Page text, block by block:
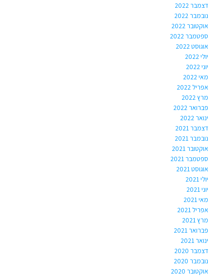
דצמבר 2022
נובמבר 2022
אוקטובר 2022
ספטמבר 2022
אוגוסט 2022
יולי 2022
יוני 2022
מאי 2022
אפריל 2022
מרץ 2022
פברואר 2022
ינואר 2022
דצמבר 2021
נובמבר 2021
אוקטובר 2021
ספטמבר 2021
אוגוסט 2021
יולי 2021
יוני 2021
מאי 2021
אפריל 2021
מרץ 2021
פברואר 2021
ינואר 2021
דצמבר 2020
נובמבר 2020
אוקטובר 2020